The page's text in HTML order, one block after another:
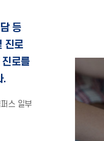
등
진로
로를
.
스 일부